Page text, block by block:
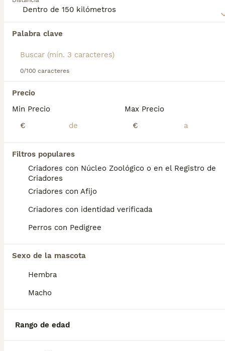
Palabra clave
0/100 caracteres
Precio
Min Precio
€
Max Precio
€
Filtros populares
Criadores con Núcleo Zoológico o en el Registro de
Criadores
Criadores con Afijo
Criadores con identidad verificada
Perros con Pedigree
Sexo de la mascota
Hembra
Macho
Rango de edad
perro.
Encontramos 0 Pastor de Bérgamo Perros en
Si deseas exactamente esta búsqueda guarda tu
búsqueda y espera el resultado perfecto:
Preguntas frecuentes
¿Cuánto cuesta un perro
pastor de Bergamasco?
El coste de adquisición de esta raza puede
variar según factores como el pedigrí, la
reputación del criador y la ubicación
geográfica. Es fundamental acudir a
Informarse bien y comparar opciones antes
decisión.
características de un